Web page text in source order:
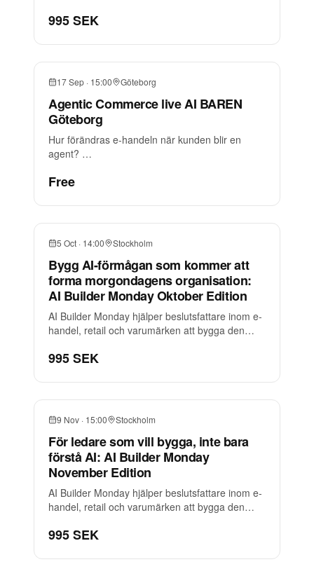
organisationen och kundresan.
995 SEK
17 Sep · 15:00 Göteborg
Agentic Commerce live AI BAREN
Göteborg
Hur förändras e-handeln när kunden blir en
agent?
och nya perspektiv på ett av de största skiftena
Free
5 Oct · 14:00 Stockholm
Bygg AI-förmågan som kommer att
forma morgondagens organisation:
AI Builder Monday Oktober Edition
AI Builder Monday hjälper beslutsfattare inom e-
handel, retail och varumärken att bygga den
organisationen och kundresan.
995 SEK
9 Nov · 15:00 Stockholm
För ledare som vill bygga, inte bara
förstå AI: AI Builder Monday
November Edition
AI Builder Monday hjälper beslutsfattare inom e-
handel, retail och varumärken att bygga den
organisationen och kundresan.
995 SEK